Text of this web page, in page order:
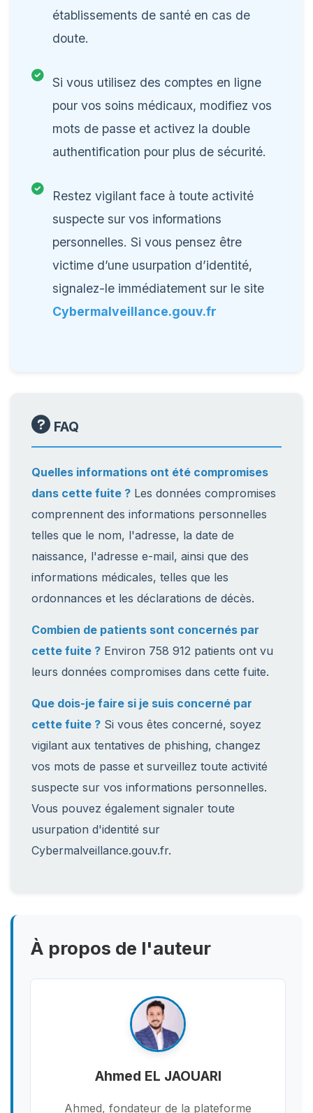
établissements de santé en cas de
doute.
Si vous utilisez des comptes en ligne
pour vos soins médicaux, modifiez vos
mots de passe et activez la double
authentification pour plus de sécurité.
Restez vigilant face à toute activité
suspecte sur vos informations
personnelles. Si vous pensez être
victime d’une usurpation d’identité,
signalez-le immédiatement sur le site
Cybermalveillance.gouv.fr
FAQ
Quelles informations ont été compromises
dans cette fuite ? Les données compromises
comprennent des informations personnelles
telles que le nom, l'adresse, la date de
naissance, l'adresse e-mail, ainsi que des
informations médicales, telles que les
ordonnances et les déclarations de décès.
Combien de patients sont concernés par
cette fuite ? Environ 758 912 patients ont vu
leurs données compromises dans cette fuite.
Que dois-je faire si je suis concerné par
cette fuite ? Si vous êtes concerné, soyez
vigilant aux tentatives de phishing, changez
vos mots de passe et surveillez toute activité
suspecte sur vos informations personnelles.
Vous pouvez également signaler toute
usurpation d'identité sur
Cybermalveillance.gouv.fr.
À propos de l'auteur
Ahmed EL JAOUARI
Ahmed, fondateur de la plateforme